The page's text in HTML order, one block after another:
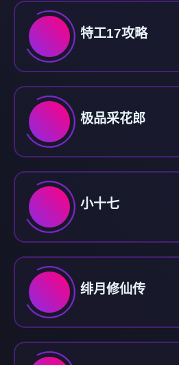
特工17攻略
极品采花郎
小十七
绯月修仙传